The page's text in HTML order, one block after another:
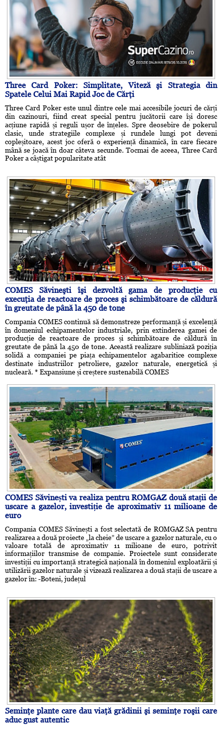
Three Card Poker: Simplitate, Viteză şi Strategia din
Spatele Celui Mai Rapid Joc de Cărţi
Three Card Poker este unul dintre cele mai accesibile jocuri de cărți
din cazinouri, fiind creat special pentru jucătorii care își doresc
acțiune rapidă și reguli ușor de înțeles. Spre deosebire de pokerul
clasic, unde strategiile complexe și rundele lungi pot deveni
copleșitoare, acest joc oferă o experiență dinamică, în care fiecare
mână se joacă în doar câteva secunde. Tocmai de aceea, Three Card
Poker a câștigat popularitate atât
COMES Săvineşti îşi dezvoltă gama de producţie cu
execuţia de reactoare de proces şi schimbătoare de căldură
în greutate de până la 450 de tone
Compania COMES continuă să demonstreze performanță și excelență
în domeniul echipamentelor industriale, prin extinderea gamei de
producție de reactoare de proces și schimbătoare de căldură în
greutate de până la 450 de tone. Această realizare subliniază poziția
solidă a companiei pe piața echipamentelor agabaritice complexe
destinate industriilor petroliere, gazelor naturale, energetică și
nucleară. * Expansiune și creștere sustenabilă COMES
COMES Săvinești va realiza pentru ROMGAZ două stații de
uscare a gazelor, investiție de aproximativ 11 milioane de
euro
Compania COMES Săvinești a fost selectată de ROMGAZ SA pentru
realizarea a două proiecte „la cheie” de uscare a gazelor naturale, cu o
valoare totală de aproximativ 11 milioane de euro, potrivit
informațiilor transmise de companie. Proiectele sunt considerate
investiții cu importanță strategică națională în domeniul exploatării și
utilizării gazelor naturale și vizează realizarea a două stații de uscare a
gazelor în: -Boteni, județul
Seminţe plante care dau viaţă grădinii şi seminţe roşii care
aduc gust autentic